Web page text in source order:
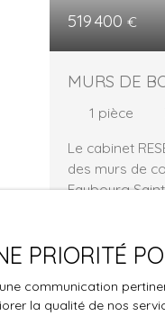
519 400 €
MURS DE
1 pièce
Le cabinet
des murs de
Faubourg
extraction à 2
sol accessible
PRIORITÉ
communication
la qualité de nos